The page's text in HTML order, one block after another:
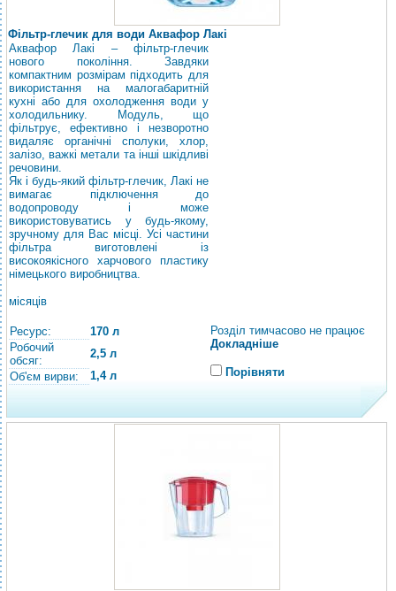
Фільтр-глечик для води Аквафор Лакі
Аквафор Лакі – фільтр-глечик
нового покоління. Завдяки
компактним розмірам підходить для
використання на малогабаритній
кухні або для охолодження води у
холодильнику. Модуль, що
фільтрує, ефективно і незворотно
видаляє органічні сполуки, хлор,
залізо, важкі метали та інші шкідливі
речовини.
Як і будь-який фільтр-глечик, Лакі не
вимагає підключення до
водопроводу і може
використовуватись у будь-якому,
зручному для Вас місці. Усі частини
фільтра виготовлені із
високоякісного харчового пластику
німецького виробництва.
місяців
Ресурс:
170 л
Робочий
обсяг:
2,5 л
Об'єм вирви:
1,4 л
Розділ тимчасово не працює
Докладніше
Порівняти